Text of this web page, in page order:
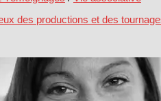
des productions et des